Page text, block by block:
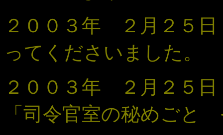
２００３年 ２月２５
ってくださいました。
２００３年 ２月２５
「司令官室の秘めごと